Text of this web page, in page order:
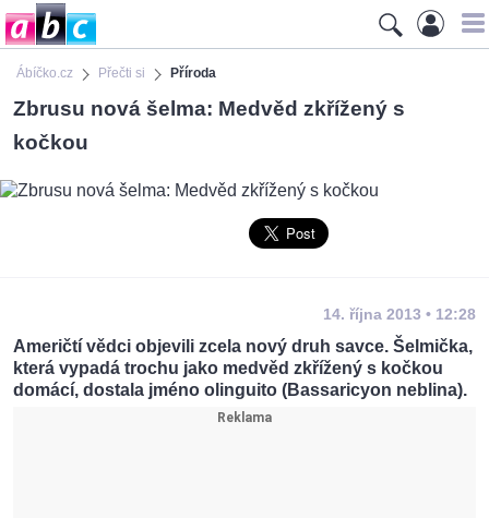
Ábíčko.cz Přečti si Příroda
Zbrusu nová šelma: Medvěd zkřížený s
kočkou
14. října 2013 • 12:28
Američtí vědci objevili zcela nový druh savce. Šelmička,
která vypadá trochu jako medvěd zkřížený s kočkou
domácí, dostala jméno olinguito (Bassaricyon neblina).